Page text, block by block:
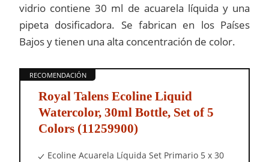
vidrio contiene 30 ml de acuarela líquida y una
pipeta dosificadora. Se fabrican en los Países
Bajos y tienen una alta concentración de color.
Royal Talens Ecoline Liquid
Watercolor, 30ml Bottle, Set of 5
Colors (11259900)
Ecoline Acuarela Líquida Set Primario 5 x 30